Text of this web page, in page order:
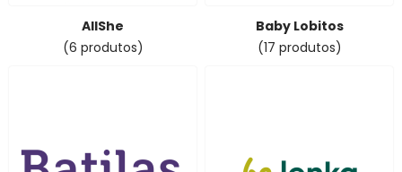
AllShe
(6 produtos)
Baby Lobitos
(17 produtos)